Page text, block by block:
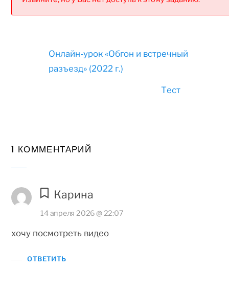
Онлайн-урок «Обгон и встречный
разъезд» (2022 г.)
Тест
1 КОММЕНТАРИЙ
Карина
14 апреля 2026 @ 22:07
хочу посмотреть видео
ОТВЕТИТЬ